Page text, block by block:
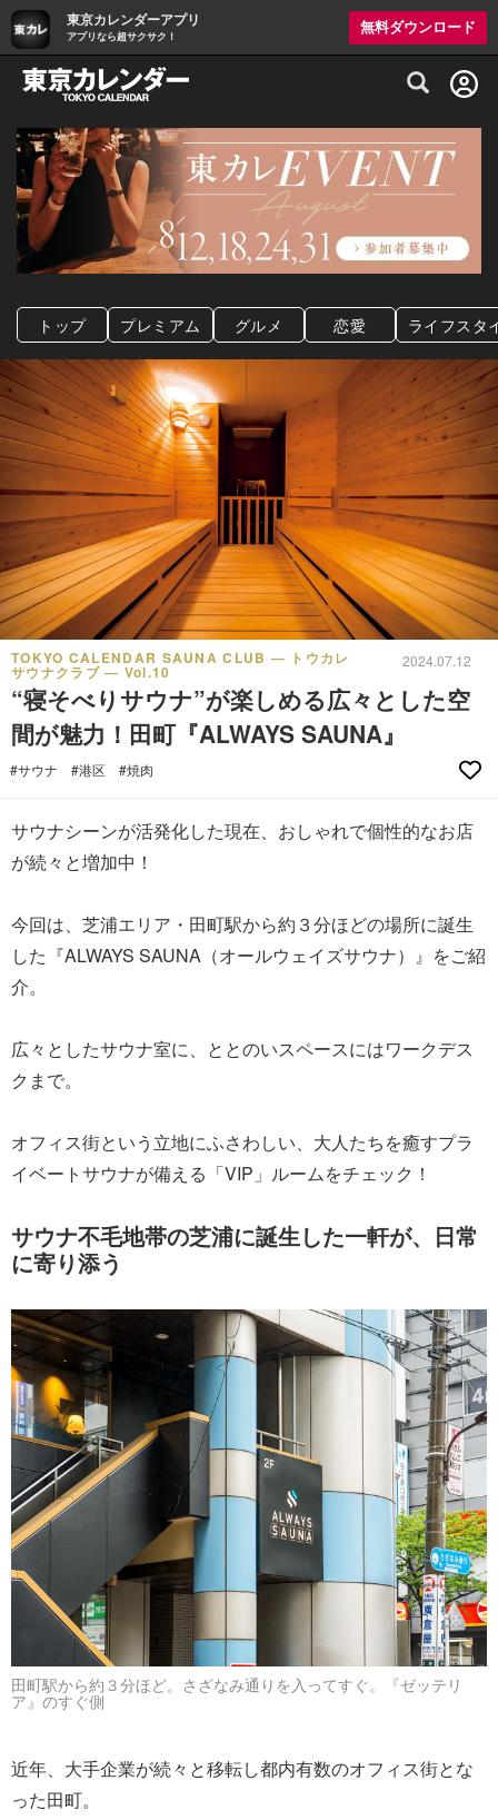
東京カレンダーアプリ
アプリなら超サクサク！
無料ダウンロード
グルメ情報・プレミアムレストラン予約
トップ プレミアム グルメ 恋愛 ライフスタ
TOKYO CALENDAR SAUNA CLUB ― トウカレ
サウナクラブ ― Vol.10
2024.07.12
“寝そべりサウナ”が楽しめる広々とした空
間が魅力！田町『ALWAYS SAUNA』
#サウナ #港区 #焼肉
サウナシーンが活発化した現在、おしゃれで個性的なお店
が続々と増加中！
今回は、芝浦エリア・田町駅から約３分ほどの場所に誕生
した『ALWAYS SAUNA（オールウェイズサウナ）』をご紹
介。
広々としたサウナ室に、ととのいスペースにはワークデス
クまで。
オフィス街という立地にふさわしい、大人たちを癒すプラ
イベートサウナが備える「VIP」ルームをチェック！
サウナ不毛地帯の芝浦に誕生した一軒が、日常
に寄り添う
田町駅から約３分ほど。さざなみ通りを入ってすぐ。『ゼッテリ
ア』のすぐ側
近年、大手企業が続々と移転し都内有数のオフィス街とな
った田町。